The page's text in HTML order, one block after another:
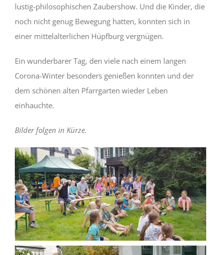
lustig-philosophischen Zaubershow. Und die Kinder, die
noch nicht genug Bewegung hatten, konnten sich in
einer mittelalterlichen Hüpfburg vergnügen.
Ein wunderbarer Tag, den viele nach einem langen
Corona-Winter besonders genießen konnten und der
dem schönen alten Pfarrgarten wieder Leben
einhauchte.
Bilder folgen in Kürze.